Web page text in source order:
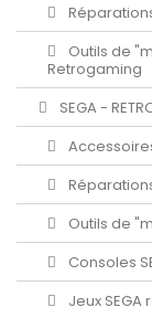
Outils de
Retrogaming
SEGA -
Outils de
Consoles
Jeux